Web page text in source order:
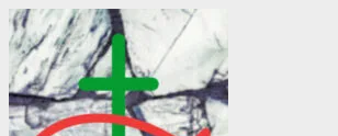
Skip
to
content
von
PfarrerB